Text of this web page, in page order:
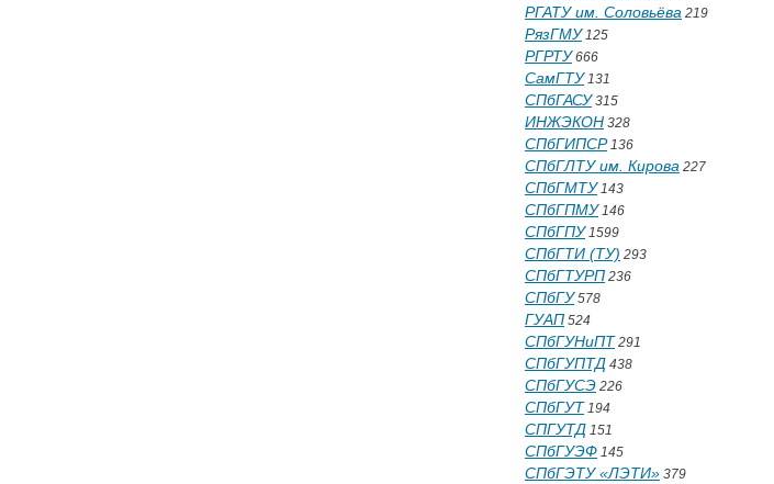
РГАТУ им. Соловьёва 219
РязГМУ125
РГРТУ666
СамГТУ131
СПбГАСУ315
ИНЖЭКОН 328
СПбГИПСР136
СПбГЛТУ им. Кирова 227
СПбГМТУ143
СПбГПМУ146
СПбГПУ1599
СПбГТИ (ТУ) 293
СПбГТУРП 236
СПбГУ578
ГУАП 524
СПбГУНиПТ 291
СПбГУПТД 438
СПбГУСЭ 226
СПбГУТ 194
СПГУТД 151
СПбГУЭФ 145
СПбГЭТУ «ЛЭТИ» 379